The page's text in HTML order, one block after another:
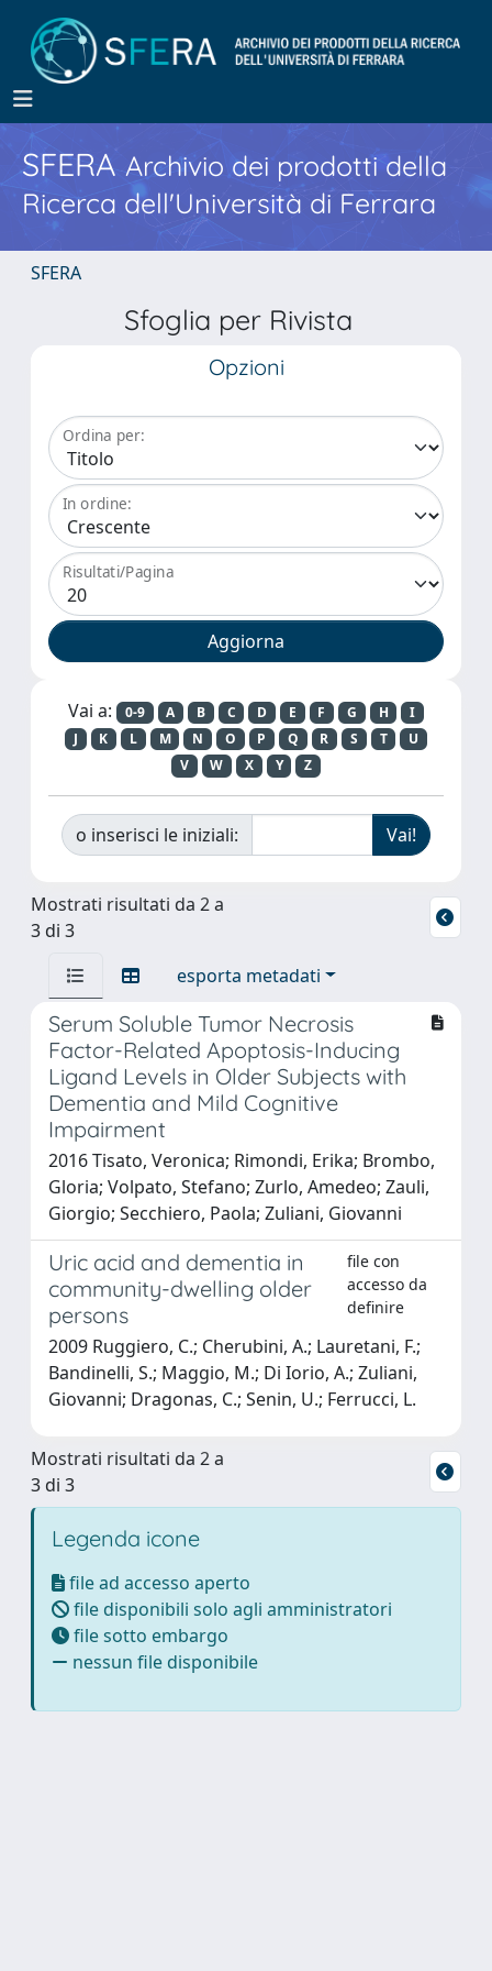
SFERA Archivio dei prodotti della
Ricerca dell'Università di Ferrara
SFERA
Sfoglia per Rivista
Opzioni
Ordina per:
In ordine:
Risultati/Pagina
Vai a: 0-9 A B C D E F G H
I
J
K L M N O P Q R S T
U
V
W X Y Z
o inserisci le iniziali:
Mostrati risultati da 2 a
3 di 3
esporta metadati
Serum Soluble Tumor Necrosis
Factor-Related Apoptosis-Inducing
Ligand Levels in Older Subjects with
Dementia and Mild Cognitive
Impairment
2016 Tisato, Veronica; Rimondi, Erika; Brombo,
Gloria; Volpato, Stefano; Zurlo, Amedeo; Zauli,
Giorgio; Secchiero, Paola; Zuliani, Giovanni
Uric acid and dementia in
community-dwelling older
persons
file con
accesso da
definire
2009 Ruggiero, C.; Cherubini, A.; Lauretani, F.;
Bandinelli, S.; Maggio, M.; Di Iorio, A.; Zuliani,
Giovanni; Dragonas, C.; Senin, U.; Ferrucci, L.
Mostrati risultati da 2 a
3 di 3
Legenda icone
file ad accesso aperto
file disponibili solo agli amministratori
file sotto embargo
nessun file disponibile